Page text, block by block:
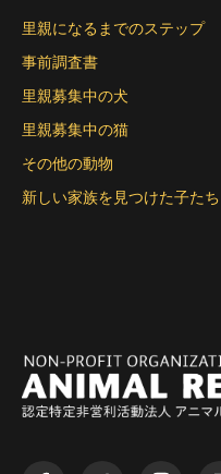
里親になるまでのステップ
事前調査書
里親募集中の犬
里親募集中の猫
その他の動物
新しい家族を見つけた子たち